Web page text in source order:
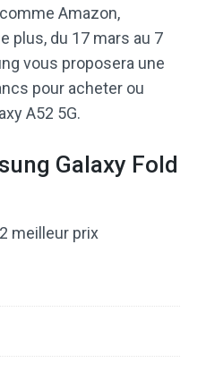
Amazon,
plus, du 17 mars au 7
vous proposera une
pour acheter ou
A52 5G.
Galaxy Fold
meilleur prix